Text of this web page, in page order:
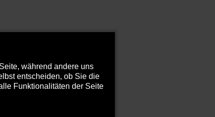
während andere uns
entscheiden, ob Sie die
Funktionalitäten der Seite